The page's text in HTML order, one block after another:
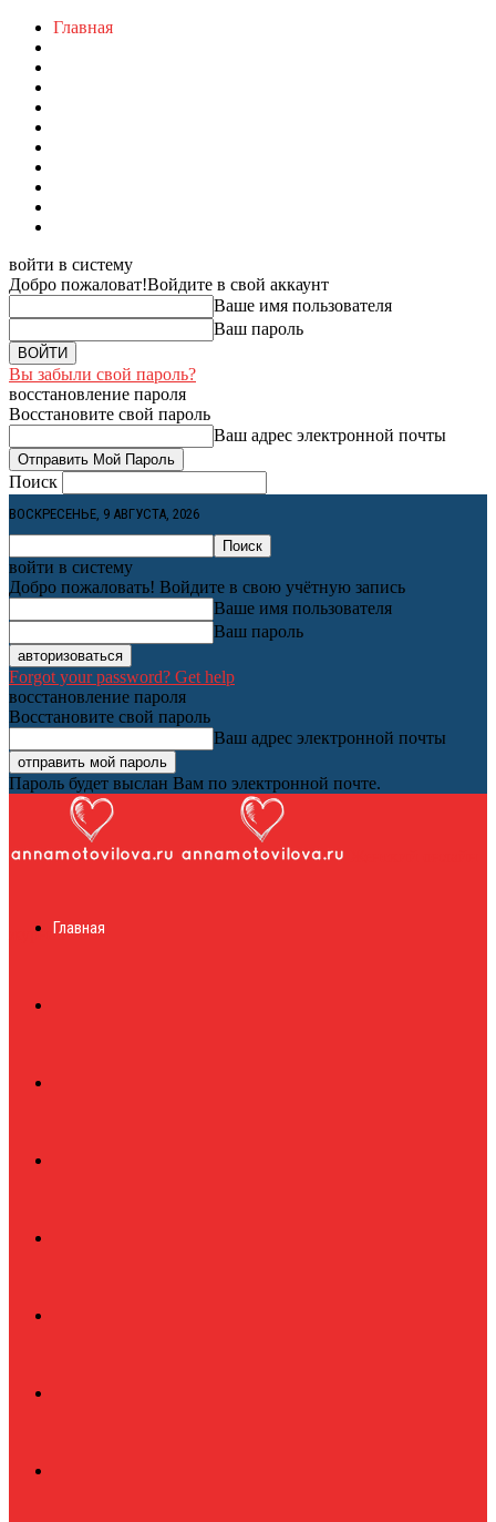
Главная
войти в систему
Добро пожаловат!Войдите в свой аккаунт
Ваше имя пользователя
Ваш пароль
Вы забыли свой пароль?
восстановление пароля
Восстановите свой пароль
Ваш адрес электронной почты
Поиск
ВОСКРЕСЕНЬЕ, 9 АВГУСТА, 2026
войти в систему
Добро пожаловать! Войдите в свою учётную запись
Ваше имя пользователя
Ваш пароль
Forgot your password? Get help
восстановление пароля
Восстановите свой пароль
Ваш адрес электронной почты
Пароль будет выслан Вам по электронной почте.
журналГлавная